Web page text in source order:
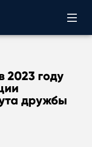
2023 году
дружбы